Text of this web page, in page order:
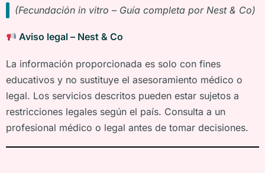
(Fecundación in vitro – Guía completa por Nest & Co)
Aviso legal – Nest & Co
La información proporcionada es solo con fines
educativos y no sustituye el asesoramiento médico o
legal. Los servicios descritos pueden estar sujetos a
restricciones legales según el país. Consulta a un
profesional médico o legal antes de tomar decisiones.